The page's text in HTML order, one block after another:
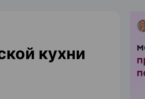
кухни